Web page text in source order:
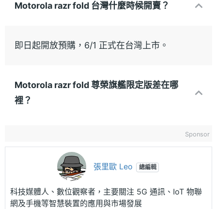
Motorola razr fold 台灣什麼時候開賣？
即日起開放預購，6/1 正式在台灣上市。
Motorola razr fold 尊榮旗艦限定版差在哪
裡？
Sponsor
張里歐 Leo 總編輯
科技媒體人、數位觀察者，主要關注 5G 通訊、IoT 物聯
網及手機等智慧裝置的應用與市場發展